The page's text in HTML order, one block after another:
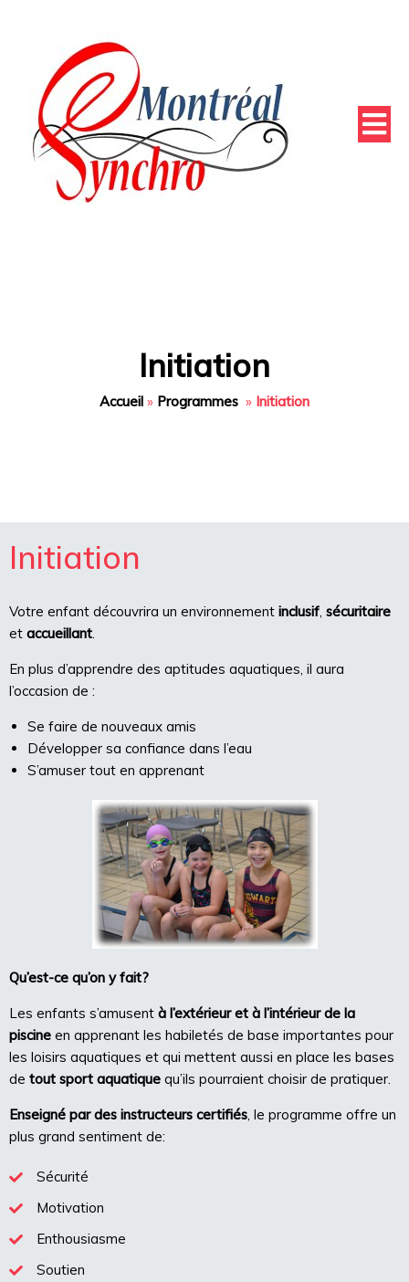
Initiation
Accueil » Programmes » Initiation
Initiation
Votre enfant découvrira un environnement inclusif, sécuritaire
et accueillant.
En plus d’apprendre des aptitudes aquatiques, il aura
l’occasion de :
Se faire de nouveaux amis
Développer sa confiance dans l’eau
S’amuser tout en apprenant
Qu’est-ce qu’on y fait?
Les enfants s’amusent à l’extérieur et à l’intérieur de la
piscine en apprenant les habiletés de base importantes pour
les loisirs aquatiques et qui mettent aussi en place les bases
de tout sport aquatique qu’ils pourraient choisir de pratiquer.
Enseigné par des instructeurs certifiés, le programme offre un
plus grand sentiment de:
Sécurité
Motivation
Enthousiasme
Soutien